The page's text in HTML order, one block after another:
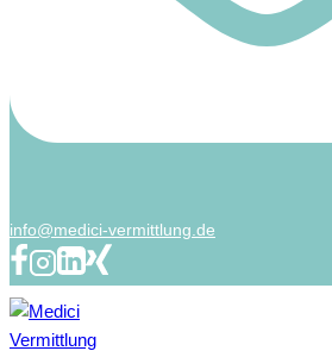
info@medici-vermittlung.de